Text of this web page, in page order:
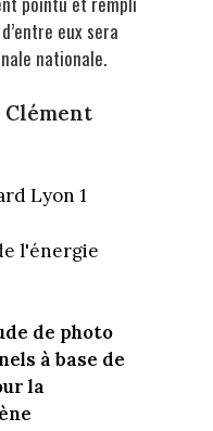
eux sera
nationale.
Lyon 1
l'énergie
de photo
à base de
la